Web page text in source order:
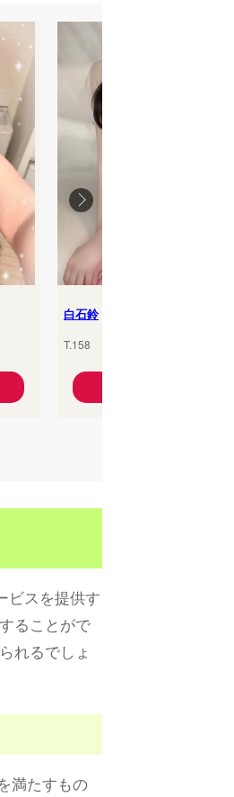
白石鈴(25)
T.158
ビスを提供す
ることがで
れるでしょ
満たすもの